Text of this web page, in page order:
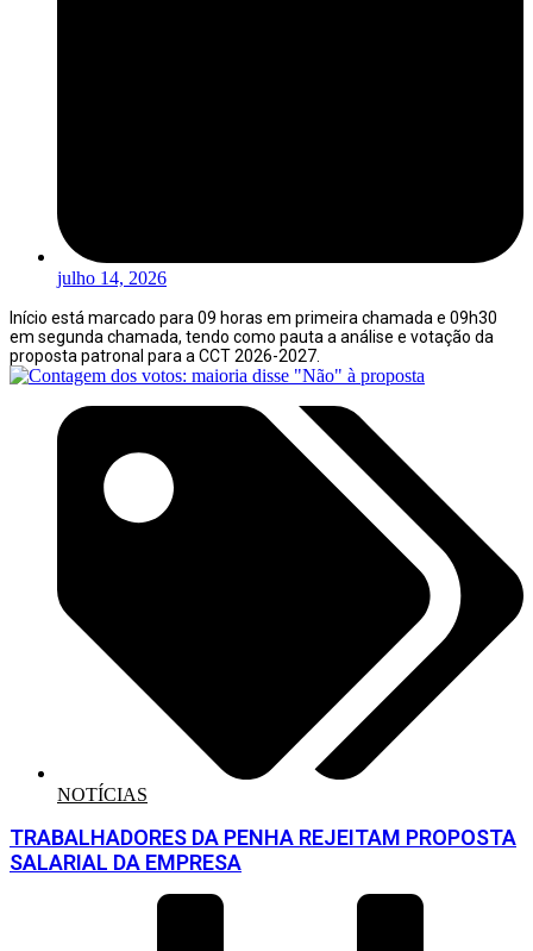
julho 14, 2026
Início está marcado para 09 horas em primeira chamada e 09h30
em segunda chamada, tendo como pauta a análise e votação da
proposta patronal para a CCT 2026-2027.
NOTÍCIAS
TRABALHADORES DA PENHA REJEITAM PROPOSTA
SALARIAL DA EMPRESA